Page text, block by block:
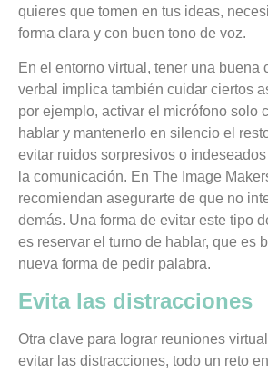
quieres que tomen en tus ideas,
forma clara y con buen tono de voz.
En el entorno virtual, tener una buena
verbal implica también cuidar ciertos
por ejemplo, activar el micrófono solo
hablar y mantenerlo en silencio el
evitar ruidos sorpresivos o
la comunicación. En The Image
recomiendan asegurarte de que no
demás. Una forma de evitar este tipo
es reservar el turno de hablar, que es
nueva forma de pedir palabra.
Evita las distracciones
Otra clave para lograr reuniones
evitar las distracciones, todo un reto